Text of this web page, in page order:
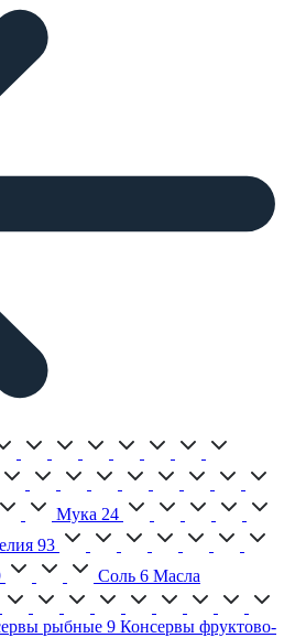
Мука 24
93
Соль 6 Масла
рыбные 9 Консервы фруктово-